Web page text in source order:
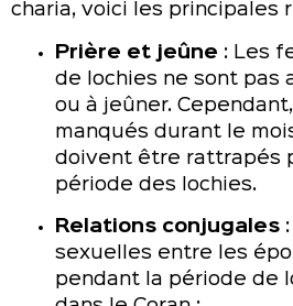
charia, voici les principales
Prière et jeûne : Les
de lochies ne sont pas
ou à jeûner.
manqués durant le
doivent être rattrapés
période des lochies.
Relations conjugales
sexuelles entre les
pendant la période de